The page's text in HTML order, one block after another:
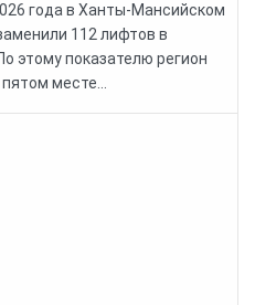
года в Ханты-Мансийском
112 лифтов в
этому показателю регион
месте...